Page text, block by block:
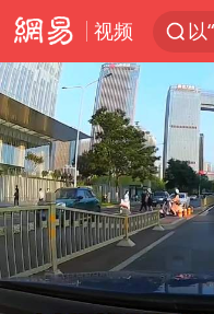
视频
我
对